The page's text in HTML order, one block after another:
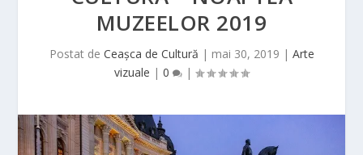
MUZEELOR 2019
Postat de Ceașca de Cultură | mai 30, 2019 | Arte
vizuale | 0 |